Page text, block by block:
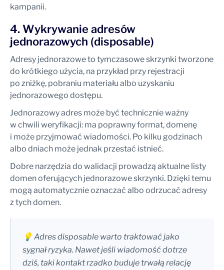
kampanii.
4. Wykrywanie adresów
jednorazowych (disposable)
Adresy jednorazowe to tymczasowe skrzynki tworzone
do krótkiego użycia, na przykład przy rejestracji
po zniżkę, pobraniu materiału albo uzyskaniu
jednorazowego dostępu.
Jednorazowy adres może być technicznie ważny
w chwili weryfikacji: ma poprawny format, domenę
i może przyjmować wiadomości. Po kilku godzinach
albo dniach może jednak przestać istnieć.
Dobre narzędzia do walidacji prowadzą aktualne listy
domen oferujących jednorazowe skrzynki. Dzięki temu
mogą automatycznie oznaczać albo odrzucać adresy
z tych domen.
💡 Adres disposable warto traktować jako
sygnał ryzyka. Nawet jeśli wiadomość dotrze
dziś, taki kontakt rzadko buduje trwałą relację